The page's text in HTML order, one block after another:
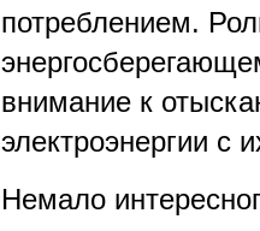
потреблением.
внимание к
электроэнергии с
Немало